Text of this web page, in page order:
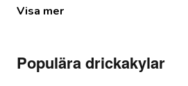
I den här kategorin så hittar du alla typer
Visa mer
Populära drickakylar